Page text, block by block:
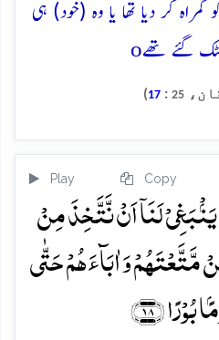
کر دیا تھا یا وہ (خود) ہی
گئے تھےo
25
:
17
)
Play Copy
لَنَاۤ اَنۡ نَّتَّخِذَ مِنۡ
مَّتَّعۡتَہُمۡ وَ اٰبَآءَہُمۡ حَتّٰی
﴿۱۸﴾